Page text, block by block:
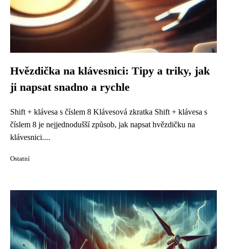
Hvězdička na klávesnici: Tipy a triky, jak
ji napsat snadno a rychle
Shift + klávesa s číslem 8 Klávesová zkratka Shift + klávesa s
číslem 8 je nejjednodušší způsob, jak napsat hvězdičku na
klávesnici....
Ostatní